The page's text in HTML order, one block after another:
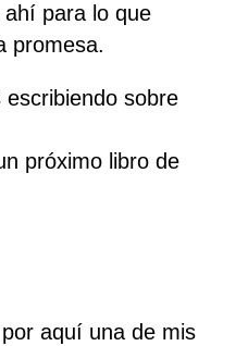
para lo que
promesa.
sobre
próximo libro de
aquí una de mis